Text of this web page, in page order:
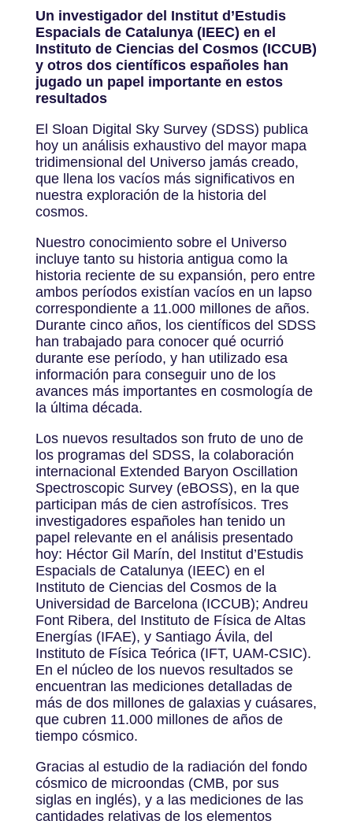
Un investigador del Institut d’Estudis
Espacials de Catalunya (IEEC) en el
Instituto de Ciencias del Cosmos (ICCUB)
y otros dos científicos españoles han
jugado un papel importante en estos
resultados
El Sloan Digital Sky Survey (SDSS) publica
hoy un análisis exhaustivo del mayor mapa
tridimensional del Universo jamás creado,
que llena los vacíos más significativos en
nuestra exploración de la historia del
cosmos.
Nuestro conocimiento sobre el Universo
incluye tanto su historia antigua como la
historia reciente de su expansión, pero entre
ambos períodos existían vacíos en un lapso
correspondiente a 11.000 millones de años.
Durante cinco años, los científicos del SDSS
han trabajado para conocer qué ocurrió
durante ese período, y han utilizado esa
información para conseguir uno de los
avances más importantes en cosmología de
la última década.
Los nuevos resultados son fruto de uno de
los programas del SDSS, la colaboración
internacional Extended Baryon Oscillation
Spectroscopic Survey (eBOSS), en la que
participan más de cien astrofísicos. Tres
investigadores españoles han tenido un
papel relevante en el análisis presentado
hoy: Héctor Gil Marín, del Institut d’Estudis
Espacials de Catalunya (IEEC) en el
Instituto de Ciencias del Cosmos de la
Universidad de Barcelona (ICCUB); Andreu
Font Ribera, del Instituto de Física de Altas
Energías (IFAE), y Santiago Ávila, del
Instituto de Física Teórica (IFT, UAM-CSIC).
En el núcleo de los nuevos resultados se
encuentran las mediciones detalladas de
más de dos millones de galaxias y cuásares,
que cubren 11.000 millones de años de
tiempo cósmico.
Gracias al estudio de la radiación del fondo
cósmico de microondas (CMB, por sus
siglas en inglés), y a las mediciones de las
cantidades relativas de los elementos